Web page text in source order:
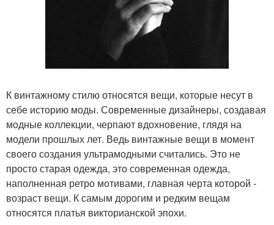
К винтажному стилю относятся вещи, которые несут в
себе историю моды. Современные дизайнеры, создавая
модные коллекции, черпают вдохновение, глядя на
модели прошлых лет. Ведь винтажные вещи в момент
своего создания ультрамодными считались. Это не
просто старая одежда, это современная одежда,
наполненная ретро мотивами, главная черта которой -
возраст вещи. К самым дорогим и редким вещам
относятся платья викторианской эпохи.